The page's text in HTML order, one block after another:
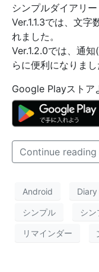
シンプルダイアリー
Ver.1.1.3では、文
れました。
Ver.1.2.0では、通
らに便利になりまし
Google Playストア
Continue reading
Android Diary
シンプル シン
リマインダー